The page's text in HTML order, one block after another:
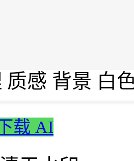
质感 背景 白
载 AI